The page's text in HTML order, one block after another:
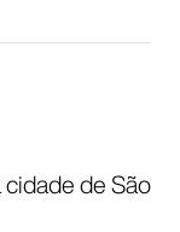
de São